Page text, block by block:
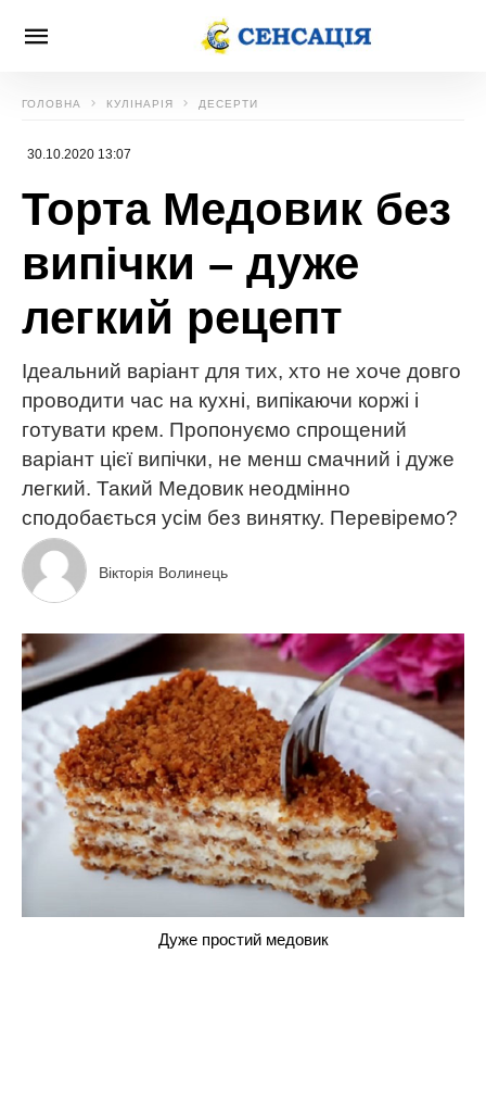
ГОЛОВНА КУЛІНАРІЯ ДЕСЕРТИ
30.10.2020 13:07
Торта Медовик без
випічки – дуже
легкий рецепт
Ідеальний варіант для тих, хто не хоче довго
проводити час на кухні, випікаючи коржі і
готувати крем. Пропонуємо спрощений
варіант цієї випічки, не менш смачний і дуже
легкий. Такий Медовик неодмінно
сподобається усім без винятку. Перевіремо?
Вікторія Волинець
Дуже простий медовик